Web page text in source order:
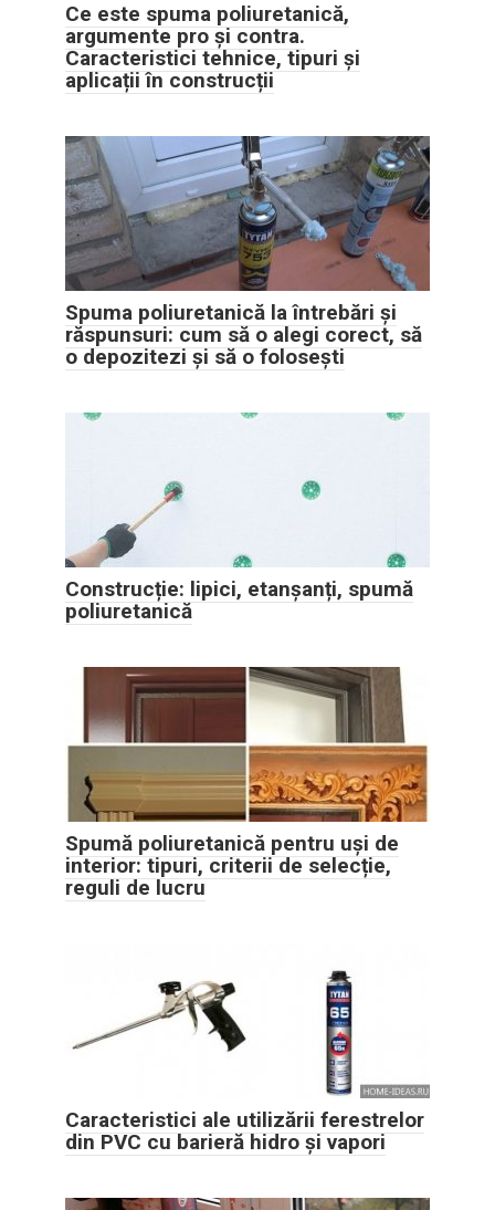
Ce este spuma poliuretanică,
argumente pro și contra.
Caracteristici tehnice, tipuri și
aplicații în construcții
Spuma poliuretanică la întrebări și
răspunsuri: cum să o alegi corect, să
o depozitezi și să o folosești
Construcție: lipici, etanșanți, spumă
poliuretanică
Spumă poliuretanică pentru uși de
interior: tipuri, criterii de selecție,
reguli de lucru
Caracteristici ale utilizării ferestrelor
din PVC cu barieră hidro și vapori